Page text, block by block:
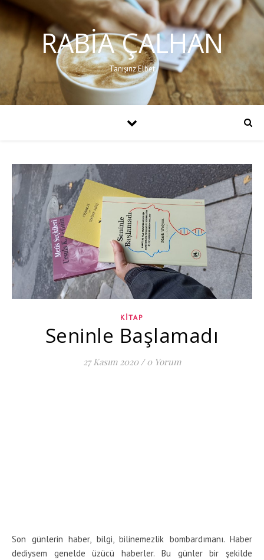
RABIA ÇALHAN
Tanışırız Elbet
KITAP
Seninle Başlamadı
27 Kasım 2020 / 0 Yorum
Son günlerin haber, bilgi, bilinemezlik bombardımanı. Haber
dediysem genelde üzücü haberler. Bu günler bir şekilde